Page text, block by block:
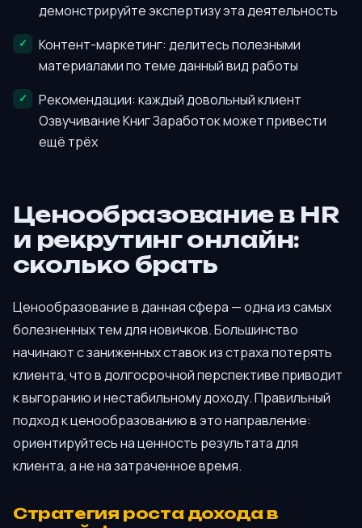
демонстрируйте экспертизу эта деятельность
Контент-маркетинг: делитесь полезными
материалами по теме данный вид работы
Рекомендации: каждый довольный клиент
Озвучивание Книг Заработок может привести
ещё трёх
Ценообразование в HR
и рекрутинг онлайн:
сколько брать
Ценообразование в данная сфера — одна из самых
болезненных тем для новичков. Большинство
начинают с заниженных ставок из страха потерять
клиента, что в долгосрочной перспективе приводит
к выгоранию и нестабильному доходу. Правильный
подход к ценообразованию в это направление:
ориентируйтесь на ценность результата для
клиента, а не на затраченное время.
Стратегия роста дохода в